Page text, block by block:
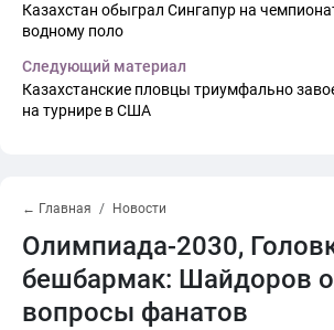
Казахстан обыграл Сингапур на
водному поло
Следующий материал
Казахстанские пловцы триумфально
на турнире в США
← Главная Новости
Олимпиада-2030,
бешбармак: Шайдоров
вопросы фанатов